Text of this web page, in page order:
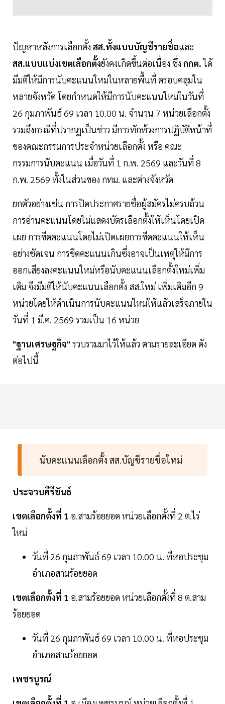
ปัญหาหลังการเลือกตั้ง สส.ทั้งแบบบัญชีรายชื่อและ
สส.แบบแบ่งเขตเลือกตั้งยังคงเกิดขึ้นต่อเนื่อง ซึ่ง กกต.ได้
มีมติให้มีการนับคะแนนใหม่ในหลายพื้นที่ ครอบคลุมใน
หลายจังหวัด โดยกำหนดให้มีการนับคะแนนใหม่ในวันที่
26 กุมภาพันธ์ 69 เวลา 10.00 น. จำนวน 7 หน่วยเลือกตั้ง
รวมถึงกรณีที่ปรากฏเป็นข่าว มีการทักท้วงการปฏิบัติหน้าที่
ของคณะกรรมการประจำหน่วยเลือกตั้ง หรือ คณะ
กรรมการนับคะแนน เมื่อวันที่ 1 ก.พ. 2569 และวันที่ 8
ก.พ. 2569 ทั้งในส่วนของ กทม. และต่างจังหวัด
ยกตัวอย่างเช่น การปิดประกาศรายชื่อผู้สมัครไม่ครบถ้วน
การอ่านคะแนนโดยไม่แสดงบัตรเลือกตั้งให้เห็นโดยเปิด
เผย การขีดคะแนนโดยไม่เปิดเผยการขีดคะแนนให้เห็น
อย่างชัดเจน การขีดคะแนนเกินซึ่งอาจเป็นเหตุให้มีการ
ออกเสียงลงคะแนนใหม่หรือนับคะแนนเลือกตั้งใหม่เพิ่ม
เติม จึงมีมติให้นับคะแนนเลือกตั้ง สส.ใหม่ เพิ่มเติมอีก 9
หน่วยโดยให้ดำเนินการนับคะแนนใหม่ให้แล้วเสร็จภายใน
วันที่ 1 มี.ค. 2569 รวมเป็น 16 หน่วย
"ฐานเศรษฐกิจ" รวบรวมมาไว้ให้แล้ว ตามรายละเอียด ดัง
ต่อไปนี้
นับคะแนนเลือกตั้ง สส.บัญชีรายชื่อใหม่
ประจวบคีรีขันธ์
เขตเลือกตั้งที่ 1 อ.สามร้อยยอด หน่วยเลือกตั้งที่ 2 ต.ไร่
ใหม่
วันที่ 26 กุมภาพันธ์ 69 เวลา 10.00 น. ที่หอประชุม
อำเภอสามร้อยยอด
เขตเลือกตั้งที่ 1 อ.สามร้อยยอด หน่วยเลือกตั้งที่ 8 ต.สาม
ร้อยยอด
วันที่ 26 กุมภาพันธ์ 69 เวลา 10.00 น. ที่หอประชุม
อำเภอสามร้อยยอด
เพชรบูรณ์